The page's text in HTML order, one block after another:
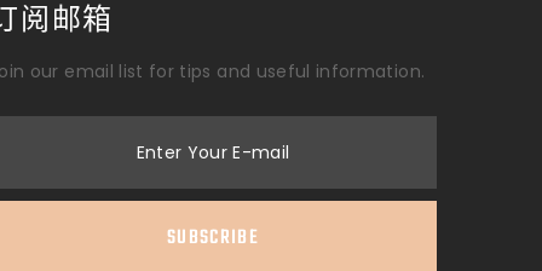
阅邮箱
our email list for tips and useful information.
Enter Your E-mail
SUBSCRIBE